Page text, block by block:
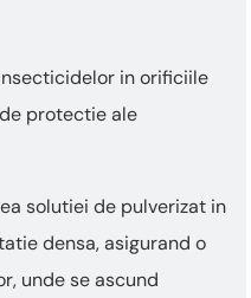
in orificiile
protectie ale
solutiei de pulverizat in
densa, asigurand o
unde se ascund